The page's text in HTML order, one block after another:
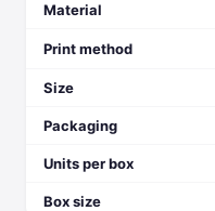
Material
Print method
Size
Packaging
Units per box
Box size